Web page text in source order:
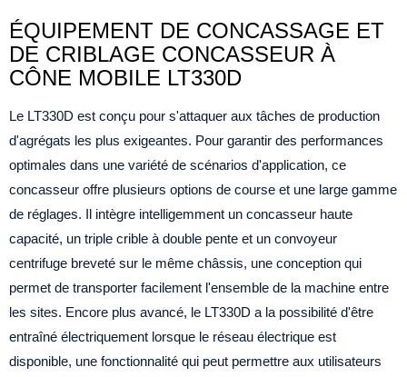
ÉQUIPEMENT DE CONCASSAGE ET
DE CRIBLAGE CONCASSEUR À
CÔNE MOBILE LT330D
Le LT330D est conçu pour s'attaquer aux tâches de production
d'agrégats les plus exigeantes. Pour garantir des performances
optimales dans une variété de scénarios d'application, ce
concasseur offre plusieurs options de course et une large gamme
de réglages. Il intègre intelligemment un concasseur haute
capacité, un triple crible à double pente et un convoyeur
centrifuge breveté sur le même châssis, une conception qui
permet de transporter facilement l'ensemble de la machine entre
les sites. Encore plus avancé, le LT330D a la possibilité d'être
entraîné électriquement lorsque le réseau électrique est
disponible, une fonctionnalité qui peut permettre aux utilisateurs